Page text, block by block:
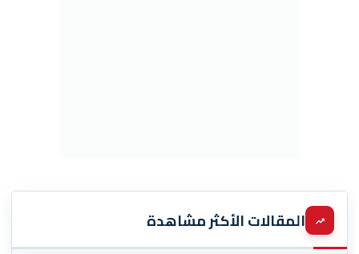
المقالات الأكثر مشاهدة